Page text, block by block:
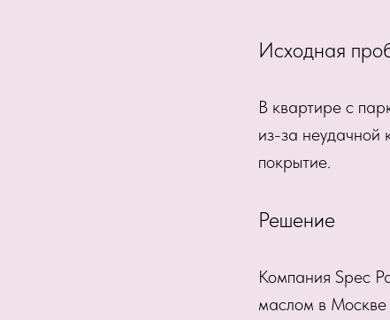
Исходная
В квартире с
из-за неудачной
покрытие.
Решение
Компания Spec
маслом в Москве